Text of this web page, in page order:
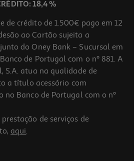
18,4 %
de crédito de 1.500€ pago em 12
ao Cartão sujeita a
do Oney Bank – Sucursal em
de Portugal com o nº 881. A
S.A. atua na qualidade de
a título acessório com
no Banco de Portugal com o nº
de serviços de
aqui.